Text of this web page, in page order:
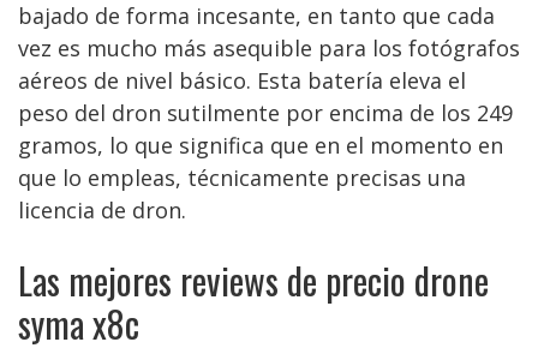
bajado de forma incesante, en tanto que cada
vez es mucho más asequible para los fotógrafos
aéreos de nivel básico. Esta batería eleva el
peso del dron sutilmente por encima de los 249
gramos, lo que significa que en el momento en
que lo empleas, técnicamente precisas una
licencia de dron.
Las mejores reviews de precio drone
syma x8c